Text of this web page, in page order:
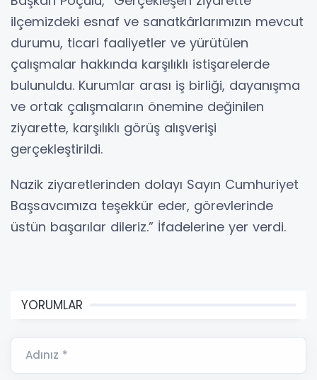
ilçemizdeki esnaf ve sanatkârlarımızın mevcut
durumu, ticari faaliyetler ve yürütülen
çalışmalar hakkında karşılıklı istişarelerde
bulunuldu. Kurumlar arası iş birliği, dayanışma
ve ortak çalışmaların önemine değinilen
ziyarette, karşılıklı görüş alışverişi
gerçekleştirildi.
Nazik ziyaretlerinden dolayı Sayın Cumhuriyet
Başsavcımıza teşekkür eder, görevlerinde
üstün başarılar dileriz.” İfadelerine yer verdi.
YORUMLAR
Adınız *